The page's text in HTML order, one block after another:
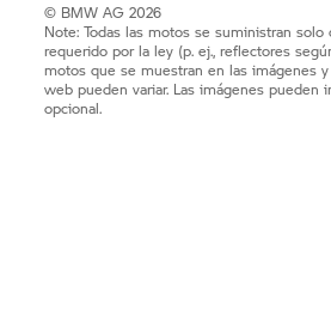
© BMW AG 2026
Note: Todas las motos se suministran
requerido por la ley (p. ej., reflectores
motos que se muestran en las imágenes
web pueden variar. Las imágenes pueden
opcional.